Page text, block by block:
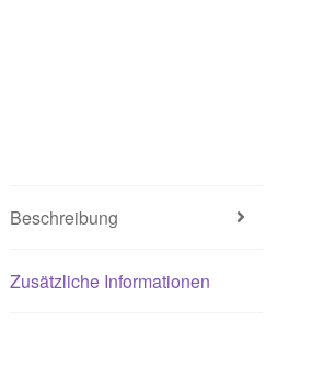
Beschreibung
Zusätzliche Informationen